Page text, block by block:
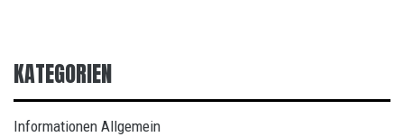
KATEGORIEN
Informationen Allgemein